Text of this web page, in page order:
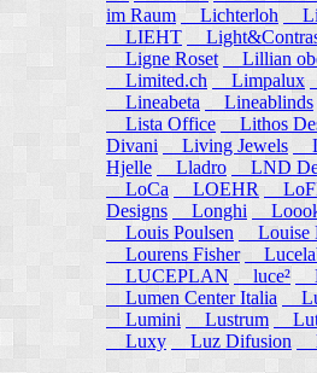
im Raum
Lichterloh
LIEHT
Ligne Roset
Lillian
Limited.ch
Limpalux
Lineabeta
Lineablinds
Lista Office Lithos
Divani
Living Jewels
Hjelle
Lladro LND
LoCa
LOEHR
Designs
Longhi
Louis Poulsen
Louise
Lourens Fisher
LUCEPLAN
luce²
Lumen Center Italia
Lumini
Lustrum
Luxy
Luz Difusion